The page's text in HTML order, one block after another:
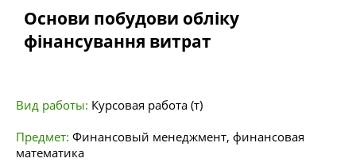
Основи побудови обліку
фінансування витрат
Вид работы: Курсовая работа (т)
Предмет: Финансовый менеджмент, финансовая
математика